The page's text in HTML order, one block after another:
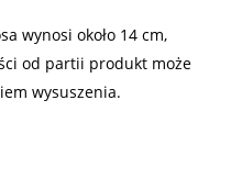
wynosi około 14 cm,
od partii produkt może
wysuszenia.